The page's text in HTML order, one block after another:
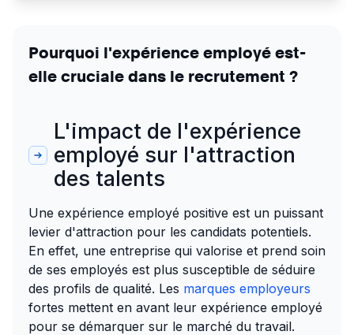
Pourquoi l'expérience employé est-
elle cruciale dans le recrutement ?
L'impact de l'expérience
employé sur l'attraction
des talents
Une expérience employé positive est un puissant
levier d'attraction pour les candidats potentiels.
En effet, une entreprise qui valorise et prend soin
de ses employés est plus susceptible de séduire
des profils de qualité. Les marques employeurs
fortes mettent en avant leur expérience employé
pour se démarquer sur le marché du travail.